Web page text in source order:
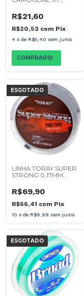
R$21,60
R$20,52 com Pix
4 x de R$5,40 sem juros
ESGOTADO
LINHA TORAY SUPER
STRONG 0,17MM
R$69,90
R$66,41 com Pix
10 x de R$6,99 sem juros
ESGOTADO